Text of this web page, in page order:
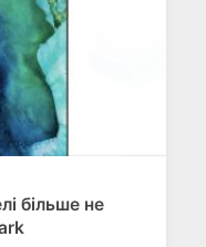
більше не